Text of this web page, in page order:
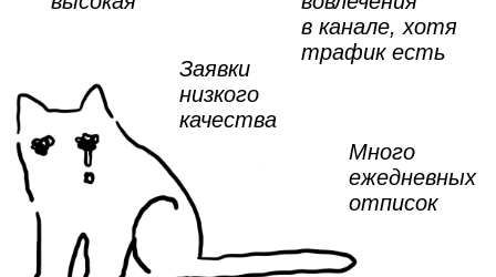
Я жил в постоянном
стрессе и не мог
разобраться, что
именно нужно делать
Системы, которая стабильно
платежеспособных клиентов.